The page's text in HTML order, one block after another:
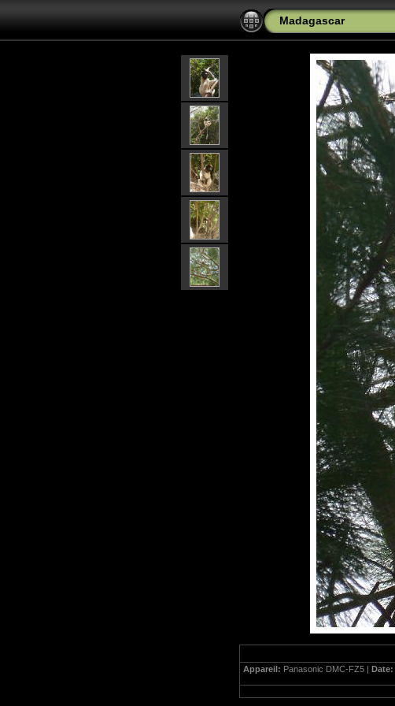
Madagascar
Appareil: Panasonic DMC-FZ5 | Date: